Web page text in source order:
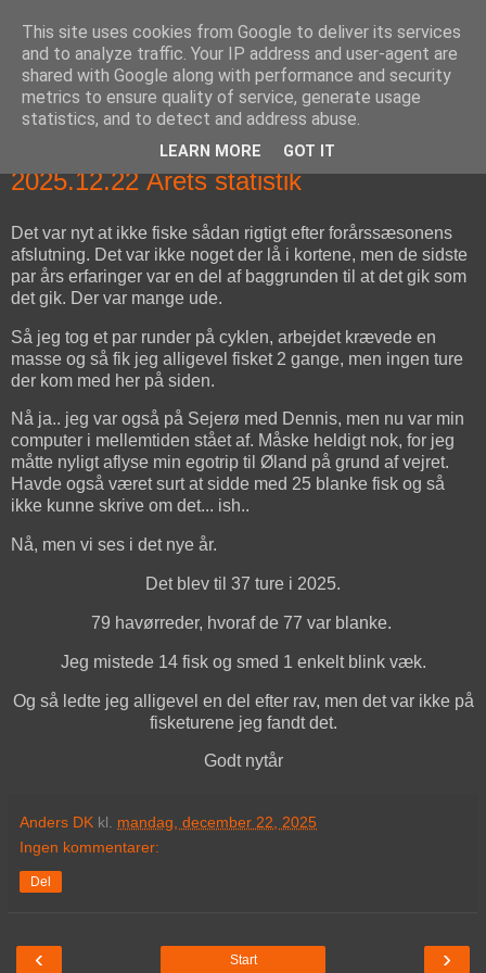
fiskedagbog.dk
Havørredfiskeri, tordenvejr og rav i (en skøn?) tre-enighed
mandag den 22. december 2025
2025.12.22 Årets statistik
Det var nyt at ikke fiske sådan rigtigt efter forårssæsonens
afslutning. Det var ikke noget der lå i kortene, men de sidste
par års erfaringer var en del af baggrunden til at det gik som
det gik. Der var mange ude.
Så jeg tog et par runder på cyklen, arbejdet krævede en
masse og så fik jeg alligevel fisket 2 gange, men ingen ture
der kom med her på siden.
Nå ja.. jeg var også på Sejerø med Dennis, men nu var min
computer i mellemtiden stået af. Måske heldigt nok, for jeg
måtte nyligt aflyse min egotrip til Øland på grund af vejret.
Havde også været surt at sidde med 25 blanke fisk og så
ikke kunne skrive om det... ish..
Nå, men vi ses i det nye år.
Det blev til 37 ture i 2025.
79 havørreder, hvoraf de 77 var blanke.
Jeg mistede 14 fisk og smed 1 enkelt blink væk.
Og så ledte jeg alligevel en del efter rav, men det var ikke på
fisketurene jeg fandt det.
Godt nytår
Anders DK kl. mandag, december 22, 2025
Ingen kommentarer:
Del
‹ ›
Start
This site uses cookies from Google to deliver its services
and to analyze traffic. Your IP address and user-agent are
shared with Google along with performance and security
metrics to ensure quality of service, generate usage
statistics, and to detect and address abuse.
LEARN MORE GOT IT